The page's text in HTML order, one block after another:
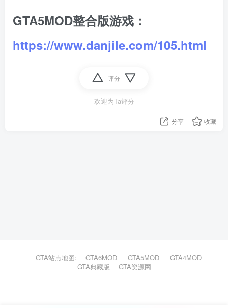
GTA5MOD整合版游戏：
https://www.danjile.com/105.html
评分
欢迎为Ta评分
分享 收藏
GTA站点地图: GTA6MOD GTA5MOD
GTA4MOD
GTA典藏版
GTA资源网